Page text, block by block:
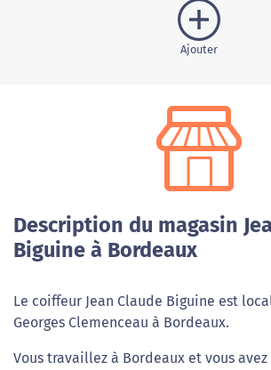
Ajouter
Description du magasin
Biguine à Bordeaux
Le coiffeur Jean Claude Biguine est
Georges Clemenceau à Bordeaux.
Vous travaillez à Bordeaux et vous